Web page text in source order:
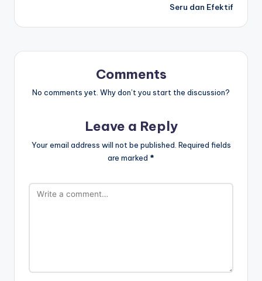
Seru dan Efektif
Comments
No comments yet. Why don’t you start the discussion?
Leave a Reply
Your email address will not be published. Required fields
are marked *